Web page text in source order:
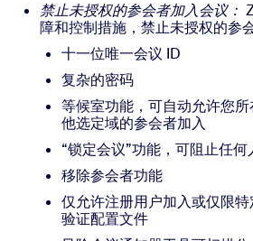
禁止未授权的参会者加入会议：
障和控制措施，禁止未授权的参
十一位唯一会议 ID
复杂的密码
等候室功能，可自动允许您
他选定域的参会者加入
“锁定会议”功能，可阻止任何
移除参会者功能
仅允许注册用户加入或仅限
验证配置文件